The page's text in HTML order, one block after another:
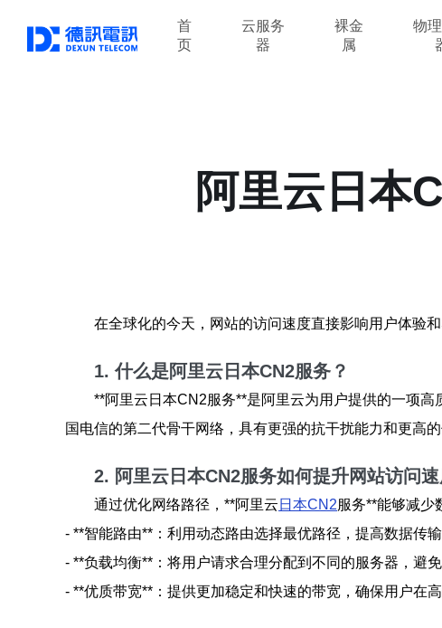
首
页
云服务
器
裸金
属
物
阿里云日本
在全球化的今天，网站的访问速度直接影响用户体验
1. 什么是阿里云日本CN2服务？
**阿里云日本CN2服务**是阿里云为用户提供的一项
国电信的第二代骨干网络，具有更强的抗干扰能力和更高的
2. 阿里云日本CN2服务如何提升网站访问速
通过优化网络路径，**阿里云 日本CN2服务**能够减少
- **智能路由**：利用动态路由选择最优路径，提高数据传输
- **负载均衡**：将用户请求合理分配到不同的服务器，避
- **优质带宽**：提供更加稳定和快速的带宽，确保用户在